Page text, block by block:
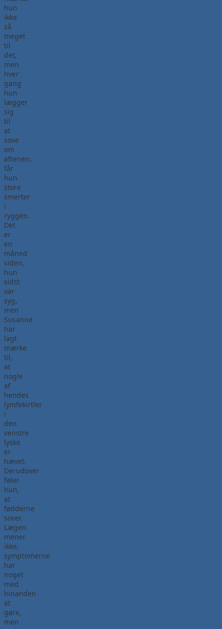
hun
ikke
så
meget
til
det,
men
hver
gang
hun
lægger
sig
til
at
sove
om
aftenen,
får
hun
store
smerter
i
ryggen.
Det
er
en
måned
siden,
hun
sidst
var
syg,
men
Susanne
har
lagt
mærke
til,
at
nogle
af
hendes
lymfekirtler
i
den
venstre
lyske
er
hævet.
Derudover
føler
hun,
at
fødderne
sover.
Lægen
mener
ikke,
symptomerne
har
noget
med
hinanden
at
gøre,
men